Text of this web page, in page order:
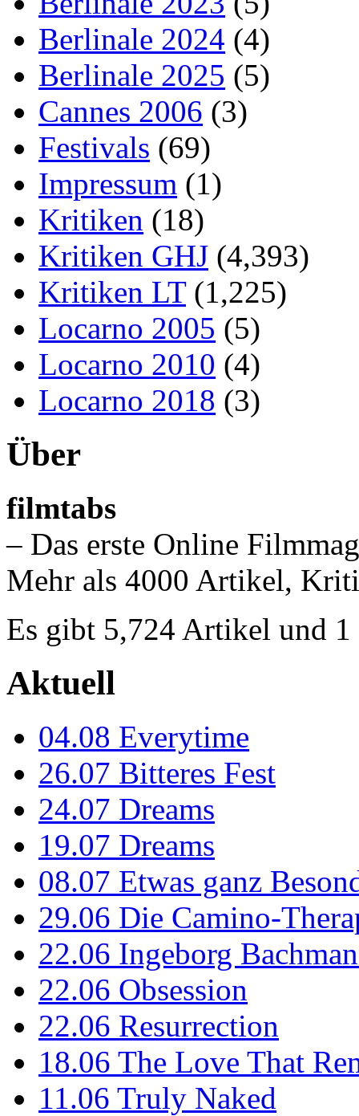
Berlinale 2024 (4)
Berlinale 2025 (5)
Cannes 2006 (3)
Festivals (69)
Impressum (1)
Kritiken (18)
Kritiken GHJ (4,393)
Kritiken LT(1,225)
Locarno 2005 (5)
Locarno 2010 (4)
Locarno 2018 (3)
Über
filmtabs
– Das erste Online
Mehr als 4000 Artikel,
Es gibt 5,724 Artikel und 1
Aktuell
04.08 Everytime
26.07 Bitteres Fest
24.07 Dreams
19.07 Dreams
08.07 Etwas ganz
29.06 Die Camino-
22.06 Ingeborg
22.06 Obsession
22.06 Resurrection
18.06 The Love That
11.06 Truly Naked